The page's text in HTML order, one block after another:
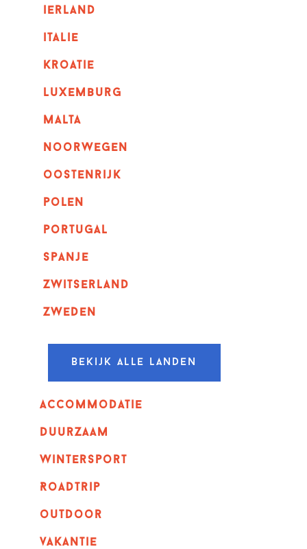
ierland
italie
kroatie
luxemburg
malta
noorwegen
oostenrijk
polen
portugal
spanje
zwitserland
zweden
Bekijk alle landen
Accommodatie
Duurzaam
wintersport
Roadtrip
outdoor
vakantie